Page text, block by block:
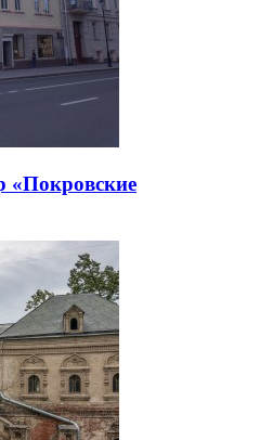
«Покровские